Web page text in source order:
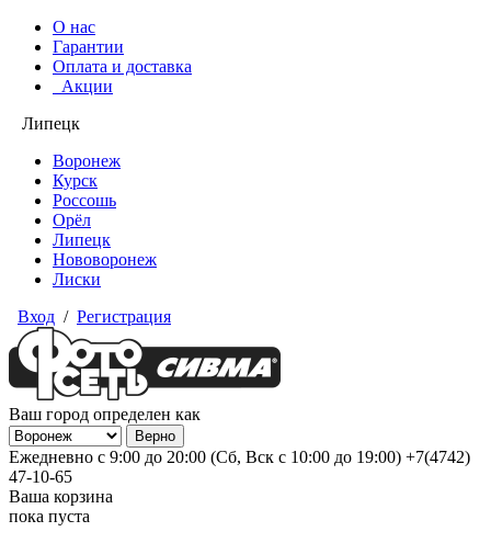
О нас
Гарантии
Оплата и доставка
Акции
Липецк
Воронеж
Курск
Россошь
Орёл
Липецк
Нововоронеж
Лиски
Вход / Регистрация
Ваш город определен как
Ежедневно с 9:00 до 20:00 (Сб, Вск с 10:00 до 19:00) +7(4742)
47-10-65
Ваша корзина
пока пуста